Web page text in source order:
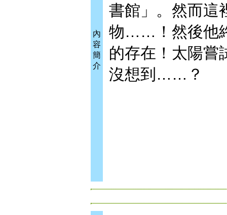
內
容
簡
介
書館」。然而這
物……！然後他
的存在！太陽嘗
沒想到……？